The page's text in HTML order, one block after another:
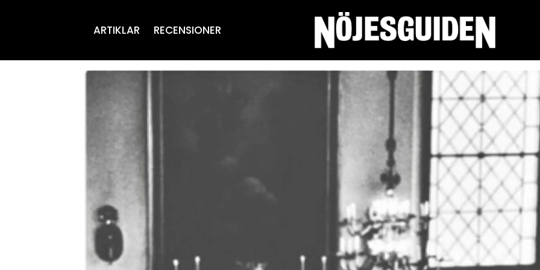
ARTIKLAR RECENSIONER